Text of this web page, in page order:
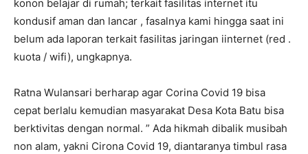
konon belajar di rumah; terkait fasilitas internet itu
kondusif aman dan lancar , fasalnya kami hingga saat ini
belum ada laporan terkait fasilitas jaringan iinternet (red .
kuota / wifi), ungkapnya.
Ratna Wulansari berharap agar Corina Covid 19 bisa
cepat berlalu kemudian masyarakat Desa Kota Batu bisa
berktivitas dengan normal. ” Ada hikmah dibalik musibah
non alam, yakni Cirona Covid 19, diantaranya timbul rasa